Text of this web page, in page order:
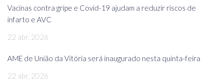
Vacinas contra gripe e Covid-19 ajudam a reduzir riscos de
infarto e AVC
22 abr, 2026
AME de União da Vitória será inaugurado nesta quinta-feira
22 abr, 2026